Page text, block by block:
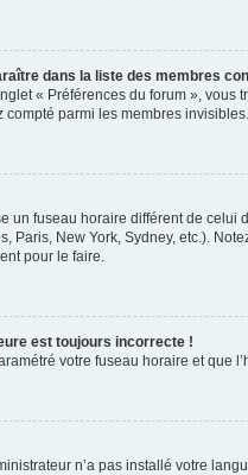
dans la liste des membres
« Préférences du forum », vous
compté parmi les membres invisibles.
un fuseau horaire différent de
Paris, New York, Sydney, etc.).
pour le faire.
est toujours incorrecte !
votre fuseau horaire et que
n’a pas installé votre